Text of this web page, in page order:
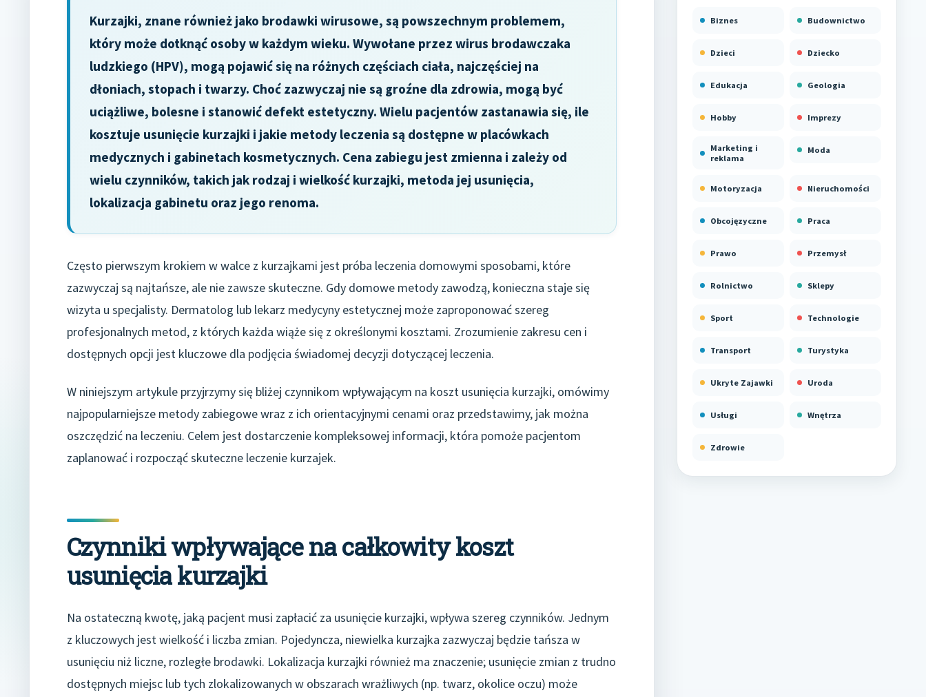
Kurzajki, znane również jako brodawki wirusowe, są powszechnym problemem,
który może dotknąć osoby w każdym wieku. Wywołane przez wirus brodawczaka
ludzkiego (HPV), mogą pojawić się na różnych częściach ciała, najczęściej na
dłoniach, stopach i twarzy. Choć zazwyczaj nie są groźne dla zdrowia, mogą być
uciążliwe, bolesne i stanowić defekt estetyczny. Wielu pacjentów zastanawia się, ile
kosztuje usunięcie kurzajki i jakie metody leczenia są dostępne w placówkach
medycznych i gabinetach kosmetycznych. Cena zabiegu jest zmienna i zależy od
wielu czynników, takich jak rodzaj i wielkość kurzajki, metoda jej usunięcia,
lokalizacja gabinetu oraz jego renoma.
Często pierwszym krokiem w walce z kurzajkami jest próba leczenia domowymi sposobami, które
zazwyczaj są najtańsze, ale nie zawsze skuteczne. Gdy domowe metody zawodzą, konieczna staje się
wizyta u specjalisty. Dermatolog lub lekarz medycyny estetycznej może zaproponować szereg
profesjonalnych metod, z których każda wiąże się z określonymi kosztami. Zrozumienie zakresu cen i
dostępnych opcji jest kluczowe dla podjęcia świadomej decyzji dotyczącej leczenia.
W niniejszym artykule przyjrzymy się bliżej czynnikom wpływającym na koszt usunięcia kurzajki, omówimy
najpopularniejsze metody zabiegowe wraz z ich orientacyjnymi cenami oraz przedstawimy, jak można
oszczędzić na leczeniu. Celem jest dostarczenie kompleksowej informacji, która pomoże pacjentom
zaplanować i rozpocząć skuteczne leczenie kurzajek.
Czynniki wpływające na całkowity koszt
usunięcia kurzajki
Na ostateczną kwotę, jaką pacjent musi zapłacić za usunięcie kurzajki, wpływa szereg czynników. Jednym
z kluczowych jest wielkość i liczba zmian. Pojedyncza, niewielka kurzajka zazwyczaj będzie tańsza w
usunięciu niż liczne, rozległe brodawki. Lokalizacja kurzajki również ma znaczenie; usunięcie zmian z trudno
dostępnych miejsc lub tych zlokalizowanych w obszarach wrażliwych (np. twarz, okolice oczu) może
Biznes Budownictwo
Dzieci Dziecko
Edukacja Geologia
Hobby Imprezy
Marketing i
reklama
Moda
Motoryzacja Nieruchomości
Obcojęzyczne Praca
Prawo Przemysł
Rolnictwo Sklepy
Sport Technologie
Transport Turystyka
Ukryte Zajawki Uroda
Usługi Wnętrza
Zdrowie